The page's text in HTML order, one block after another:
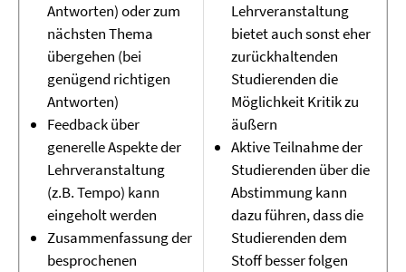
Antworten) oder zum
nächsten Thema
übergehen (bei
genügend richtigen
Antworten)
Feedback über
generelle Aspekte der
Lehrveranstaltung
(z.B. Tempo) kann
eingeholt werden
Zusammenfassung der
besprochenen
Lehrveranstaltung
bietet auch sonst eher
zurückhaltenden
Studierenden die
Möglichkeit Kritik zu
äußern
Aktive Teilnahme der
Studierenden über die
Abstimmung kann
dazu führen, dass die
Studierenden dem
Stoff besser folgen